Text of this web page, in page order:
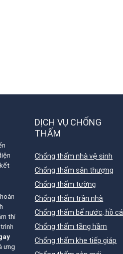
thi
ưng
DỊCH VỤ CHỐNG
THẤM
Chống thấm nhà vệ sinh
Chống thấm sân thượng
Chống thấm tường
Chống thấm trần nhà
Chống thấm bể nước, hồ cá
Chống thấm tầng hầm
Chống thấm khe tiếp giáp